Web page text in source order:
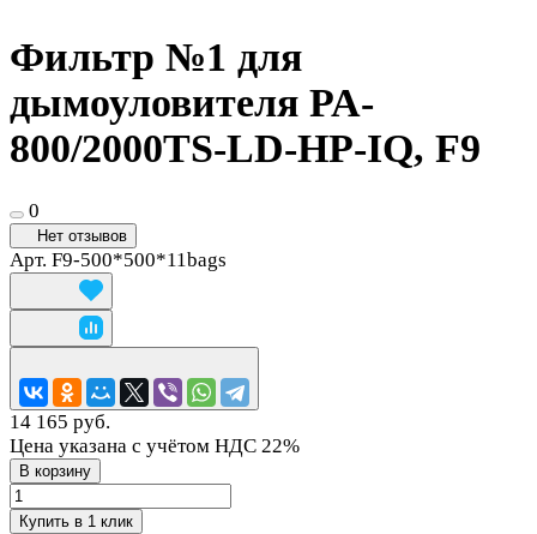
Фильтр №1 для
дымоуловителя PA-
800/2000TS-LD-HP-IQ, F9
0
Нет отзывов
Арт. F9-500*500*11bags
14 165 руб.
Цена указана с учётом НДС 22%
В корзину
Купить в 1 клик